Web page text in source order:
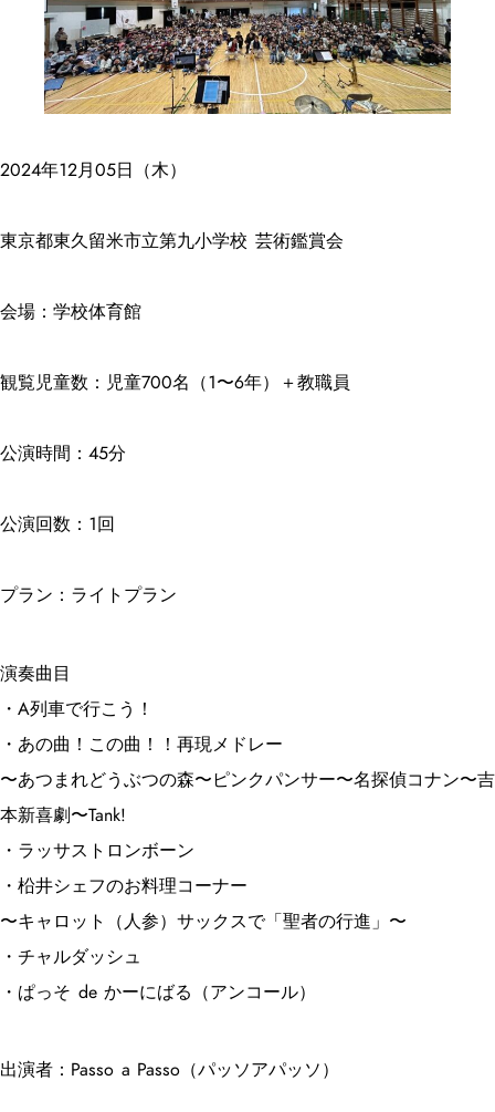
2024年12月05日（木）
東京都東久留米市立第九小学校 芸術鑑賞会
会場：学校体育館
観覧児童数：児童700名（1〜6年）＋教職員
公演時間：45分
公演回数：1回
プラン：ライトプラン
演奏曲目
・A列車で行こう！
・あの曲！この曲！！再現メドレー
〜あつまれどうぶつの森〜ピンクパンサー〜名探偵コナン〜吉
本新喜劇〜Tank!
・ラッサストロンボーン
・柗井シェフのお料理コーナー
〜キャロット（人参）サックスで「聖者の行進」〜
・チャルダッシュ
・ぱっそ de かーにばる（アンコール）
出演者：Passo a Passo（パッソアパッソ）